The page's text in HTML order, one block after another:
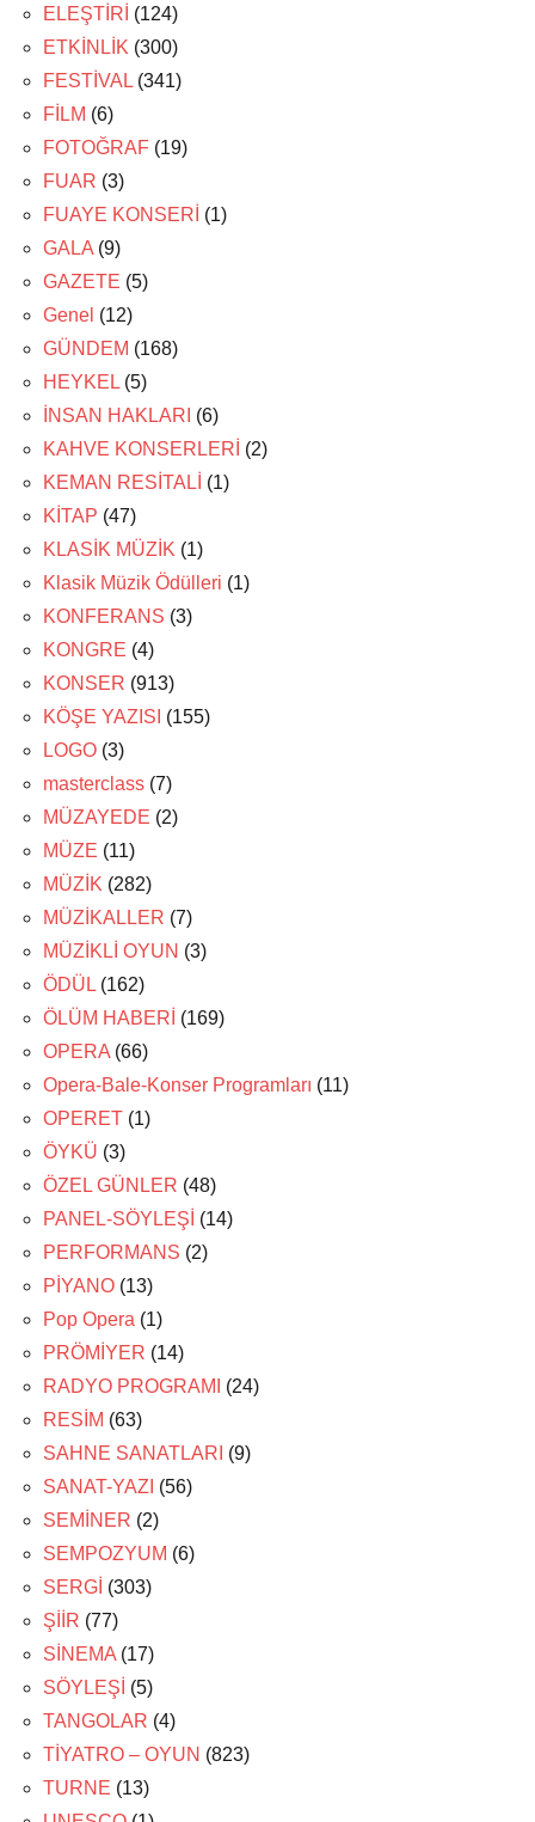
ELEŞTİRİ (124)
ETKİNLİK (300)
FESTİVAL (341)
FİLM (6)
FOTOĞRAF (19)
FUAR (3)
FUAYE KONSERİ (1)
GALA (9)
GAZETE (5)
Genel (12)
GÜNDEM (168)
HEYKEL (5)
İNSAN HAKLARI (6)
KAHVE KONSERLERİ (2)
KEMAN RESİTALİ (1)
KİTAP (47)
KLASİK MÜZİK (1)
Klasik Müzik Ödülleri (1)
KONFERANS (3)
KONGRE (4)
KONSER (913)
KÖŞE YAZISI (155)
LOGO (3)
masterclass (7)
MÜZAYEDE (2)
MÜZE (11)
MÜZİK (282)
MÜZİKALLER (7)
MÜZİKLİ OYUN (3)
ÖDÜL (162)
ÖLÜM HABERİ (169)
OPERA (66)
Opera-Bale-Konser Programları (11)
OPERET (1)
ÖYKÜ (3)
ÖZEL GÜNLER (48)
PANEL-SÖYLEŞİ (14)
PERFORMANS (2)
PİYANO (13)
Pop Opera (1)
PRÖMİYER (14)
RADYO PROGRAMI
(24)
RESİM (63)
SAHNE SANATLARI (9)
SANAT-YAZI (56)
SEMİNER (2)
SEMPOZYUM (6)
SERGİ (303)
ŞİİR (77)
SİNEMA (17)
SÖYLEŞİ (5)
TANGOLAR (4)
TİYATRO – OYUN (823)
TURNE (13)